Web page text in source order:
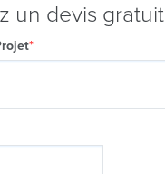
un devis gratuit
*